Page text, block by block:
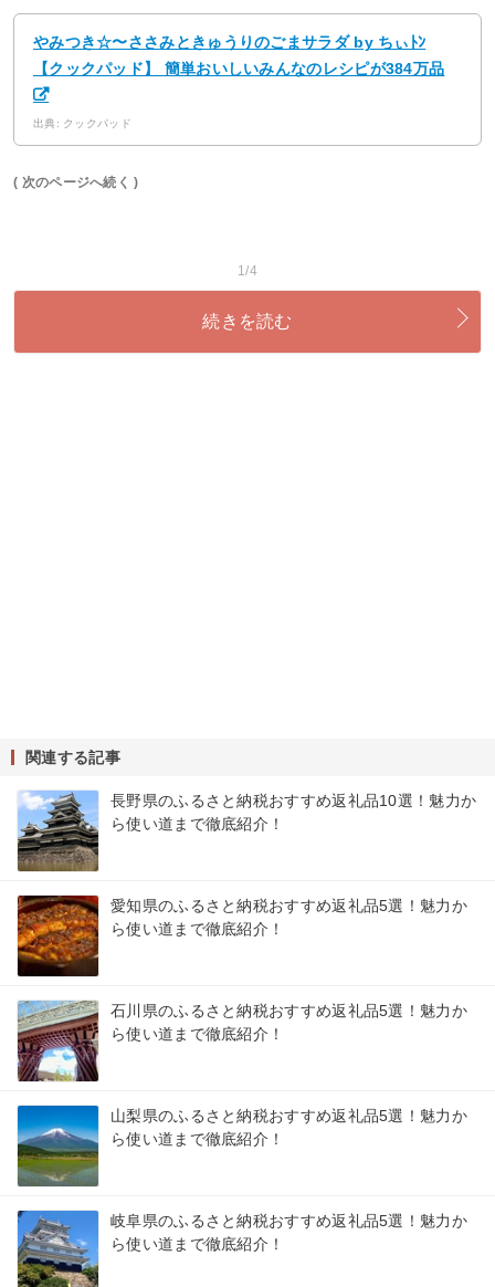
やみつき☆〜ささみときゅうりのごまサラダ by ちぃﾄﾝ
【クックパッド】 簡単おいしいみんなのレシピが384万品
出典: クックパッド
( 次のページへ続く )
1/4
続きを読む
関連する記事
長野県のふるさと納税おすすめ返礼品10選！魅力か
ら使い道まで徹底紹介！
愛知県のふるさと納税おすすめ返礼品5選！魅力か
ら使い道まで徹底紹介！
石川県のふるさと納税おすすめ返礼品5選！魅力か
ら使い道まで徹底紹介！
山梨県のふるさと納税おすすめ返礼品5選！魅力か
ら使い道まで徹底紹介！
岐阜県のふるさと納税おすすめ返礼品5選！魅力か
ら使い道まで徹底紹介！